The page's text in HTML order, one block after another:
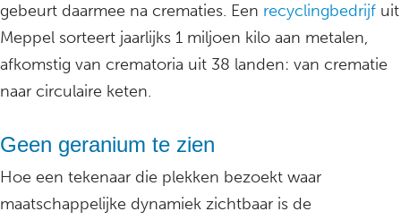
gebeurt daarmee na crematies. Een recyclingbedrijf uit
Meppel sorteert jaarlijks 1 miljoen kilo aan metalen,
afkomstig van crematoria uit 38 landen: van crematie
naar circulaire keten.
Geen geranium te zien
Hoe een tekenaar die plekken bezoekt waar
maatschappelijke dynamiek zichtbaar is de